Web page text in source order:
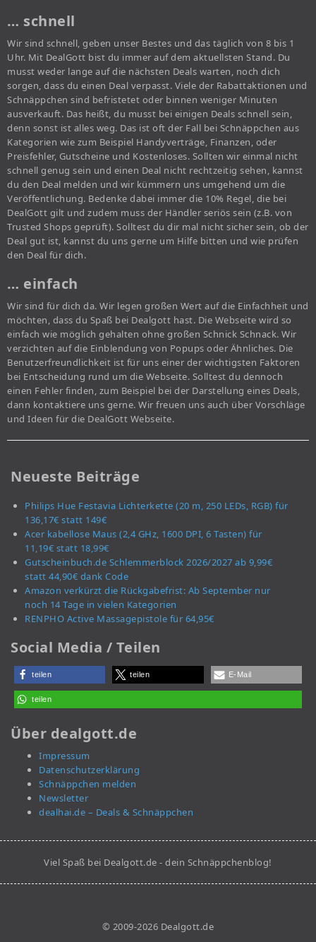
… schnell
Wir sind schnell, geben unser Bestes und das täglich von 8 bis 1
Uhr. Mit DealGott bist du immer auf dem aktuellsten Stand. Du
musst weder lange auf die nächsten Deals warten, noch dich
sorgen, dass du einen Deal verpasst. Viele der Rabattaktionen und
Schnäppchen sind befristetet oder binnen weniger Minuten
ausverkauft. Das heißt, du musst bei einigen Deals schnell sein,
denn sonst ist alles weg. Das ist oft der Fall bei Schnäppchen aus
Kategorien wie zum Beispiel Handyverträge, Finanzen, oder
Preisfehler, Gutscheine und Kostenloses. Sollten wir einmal nicht
schnell genug sein und einen Deal nicht rechtzeitig sehen, kannst
du den Deal melden und wir kümmern uns umgehend um die
Veröffentlichung. Bedenke dabei immer die 10% Regel, die bei
DealGott gilt und zudem muss der Händler seriös sein (z.B. von
Trusted Shops geprüft). Solltest du dir mal nicht sicher sein, ob der
Deal gut ist, kannst du uns gerne um Hilfe bitten und wie prüfen
den Deal für dich.
… einfach
Wir sind für dich da. Wir legen großen Wert auf die Einfachheit und
möchten, dass du Spaß bei Dealgott hast. Die Webseite wird so
einfach wie möglich gehalten ohne großen Schnick Schnack. Wir
verzichten auf die Einblendung von Popups oder Ähnliches. Die
Benutzerfreundlichkeit ist für uns einer der wichtigsten Faktoren
bei Entscheidung rund um die Webseite. Solltest du dennoch
einen Fehler finden, zum Beispiel bei der Darstellung eines Deals,
dann kontaktiere uns gerne. Wir freuen uns auch über Vorschläge
und Ideen für die DealGott Webseite.
Neueste Beiträge
Philips Hue Festavia Lichterkette (20 m, 250 LEDs, RGB) für
136,17€ statt 149€
Acer kabellose Maus (2,4 GHz, 1600 DPI, 6 Tasten) für
11,19€ statt 18,99€
Gutscheinbuch.de Schlemmerblock 2026/2027 ab 9,99€
statt 44,90€ dank Code
Amazon verkürzt die Rückgabefrist: Ab September nur
noch 14 Tage in vielen Kategorien
RENPHO Active Massagepistole für 64,95€
Social Media / Teilen
teilen teilen E-Mail
teilen
Über dealgott.de
Impressum
Datenschutzerklärung
Schnäppchen melden
Newsletter
dealhai.de – Deals & Schnäppchen
Viel Spaß bei Dealgott.de - dein Schnäppchenblog!
© 2009-2026 Dealgott.de